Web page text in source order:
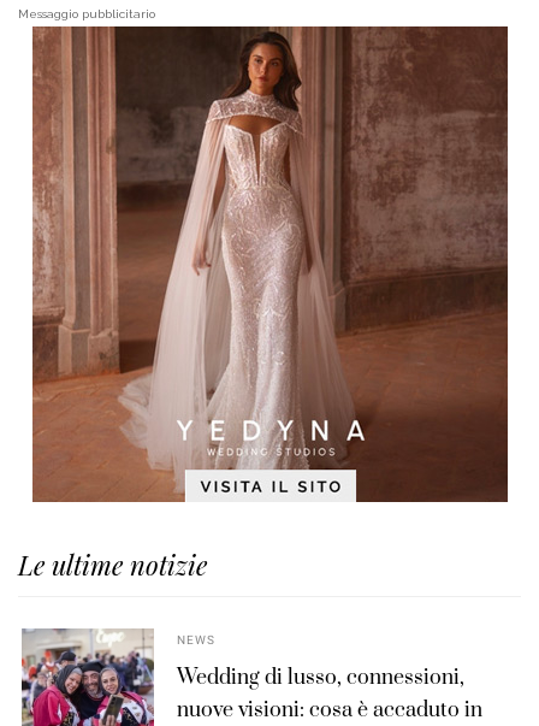
Messaggio pubblicitario
Le ultime notizie
NEWS
Wedding di lusso, connessioni,
nuove visioni: cosa è accaduto in